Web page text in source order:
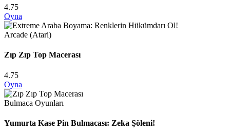
4.75
Oyna
Arcade (Atari)
Zıp Zıp Top Macerası
4.75
Oyna
Bulmaca Oyunları
Yumurta Kase Pin Bulmacası: Zeka Şöleni!